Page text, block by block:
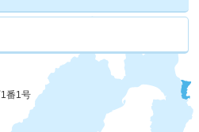
番1号